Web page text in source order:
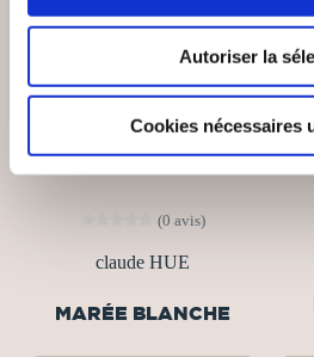
Autoriser la
Cookies nécessaires
(0 avis)
claude HUE
MARÉE BLANCHE